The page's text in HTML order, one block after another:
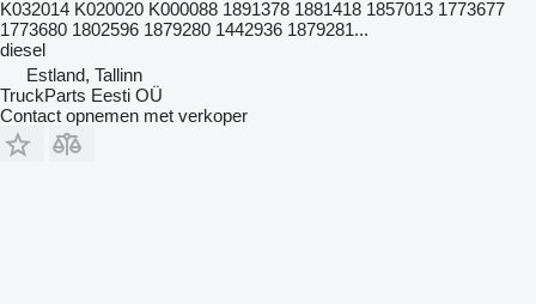
K032014 K020020 K000088 1891378 1881418 1857013 1773677
1773680 1802596 1879280 1442936 1879281...
diesel
Estland, Tallinn
TruckParts Eesti OÜ
Contact opnemen met verkoper